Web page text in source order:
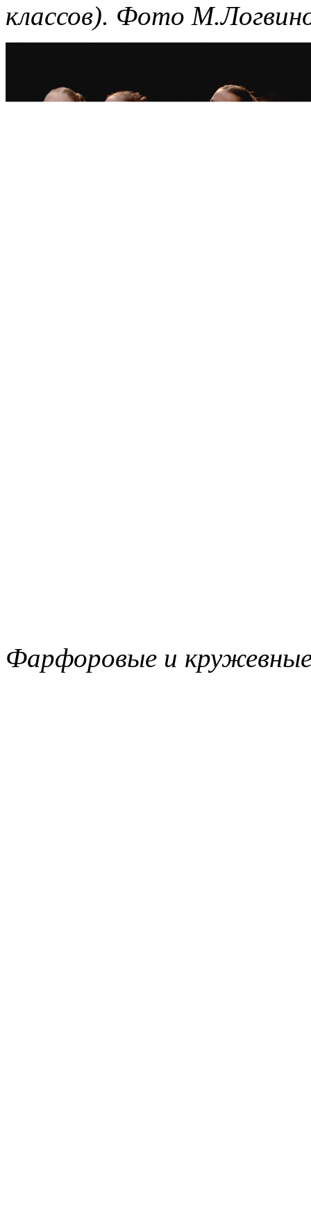
классов). Фото
Фарфоровые и